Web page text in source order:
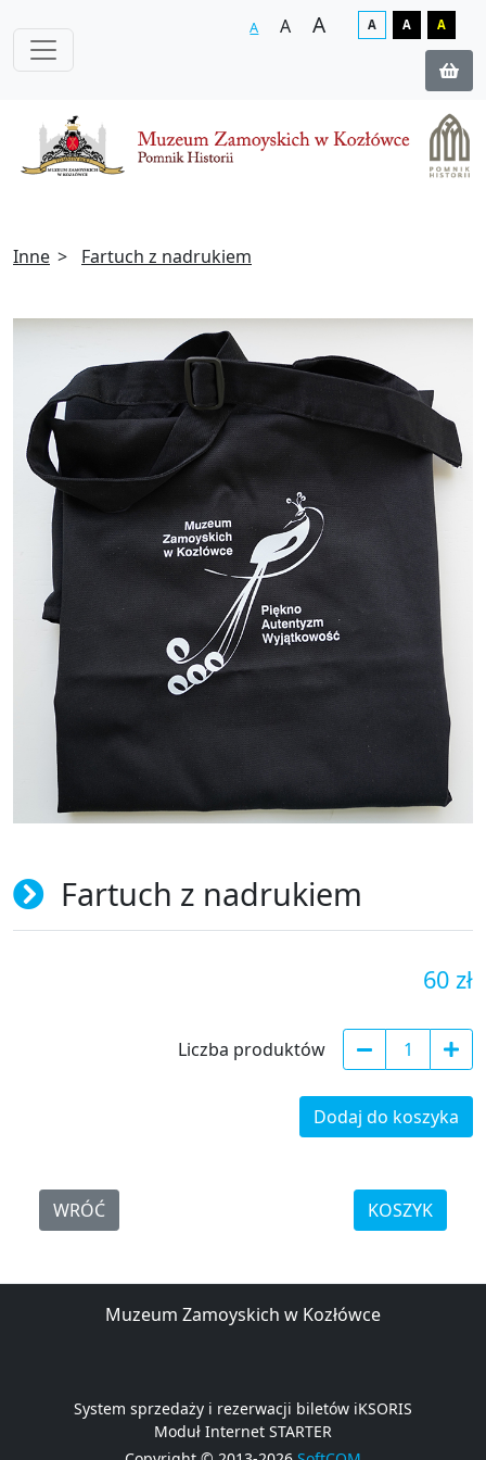
A A A A A A
Inne Fartuch z nadrukiem
Fartuch z nadrukiem
60 zł
Liczba produktów
Dodaj do koszyka
WRÓĆ KOSZYK
Muzeum Zamoyskich w Kozłówce
System sprzedaży i rezerwacji biletów iKSORIS
Moduł Internet STARTER